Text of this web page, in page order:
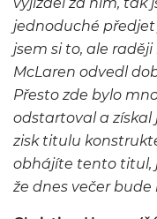
jednoduché předjet
jsem si to, ale
McLaren odvedl
Přesto zde bylo
odstartoval a získal
zisk titulu
obhájíte tento titul,
že dnes večer bude